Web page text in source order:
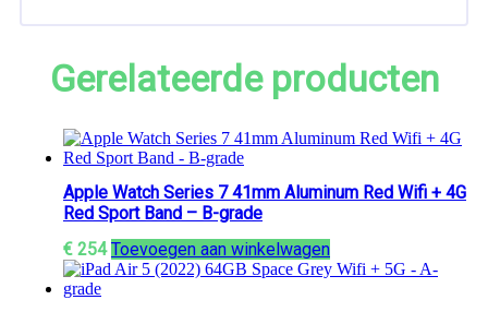
Gerelateerde producten
Apple Watch Series 7 41mm Aluminum Red Wifi + 4G
Red Sport Band – B-grade
€ 254 Toevoegen aan winkelwagen